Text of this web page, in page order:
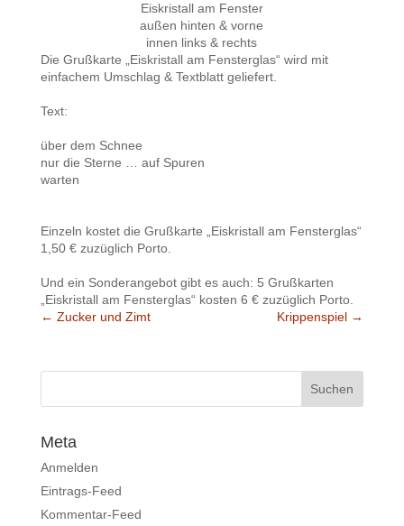
Eiskristall am Fenster
außen hinten & vorne
innen links & rechts
Die Grußkarte „Eiskristall am Fensterglas“ wird mit
einfachem Umschlag & Textblatt geliefert.
Text:
über dem Schnee
nur die Sterne … auf Spuren
warten
Einzeln kostet die Grußkarte „Eiskristall am Fensterglas“
1,50 € zuzüglich Porto.
Und ein Sonderangebot gibt es auch: 5 Grußkarten
„Eiskristall am Fensterglas“ kosten 6 € zuzüglich Porto.
← Zucker und Zimt Krippenspiel →
Meta
Anmelden
Eintrags-Feed
Kommentar-Feed